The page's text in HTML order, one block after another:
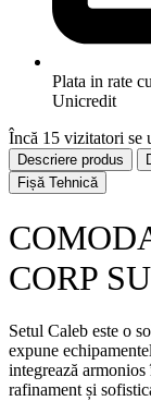
Plata in rate
Unicredit
Încă 15 vizitatori se
Descriere produs
Fișă Tehnică
CORP
Setul Caleb este o
expune
integrează
rafinament și